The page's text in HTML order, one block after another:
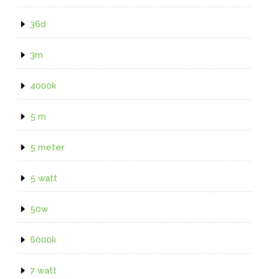
36d
3m
4000k
5 m
5 meter
5 watt
50w
6000k
7 watt